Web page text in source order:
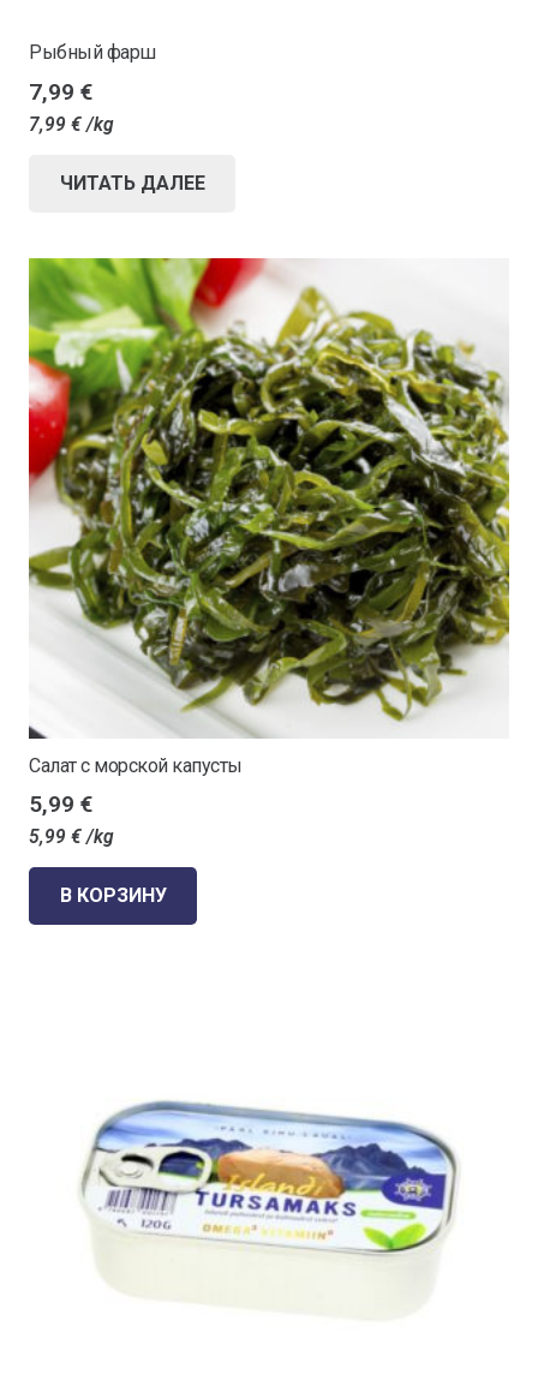
Рыбный фарш
7,99 €
7,99 € /kg
ЧИТАТЬ ДАЛЕЕ
Салат с морской капусты
5,99 €
5,99 € /kg
В КОРЗИНУ